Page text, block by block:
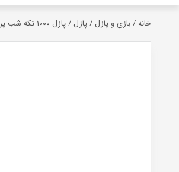
خانه/بازی و پازل /پازل / پازل ۱۰۰۰ تکه شب پرستاره بر فراز رون اثر ونسان ون گوگ Clementoni